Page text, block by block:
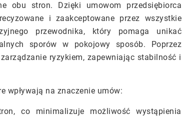
obu stron. Dzięki umowom przedsiębiorca
i zaakceptowane przez wszystkie
przewodnika, który pomaga unikać
sporów w pokojowy sposób. Poprzez
ryzykiem, zapewniając stabilność i
wpływają na znaczenie umów:
co minimalizuje możliwość wystąpienia